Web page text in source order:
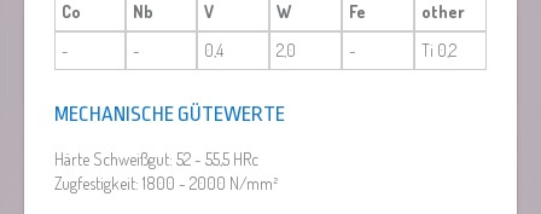
Co
Nb V W Fe
other
-
- 0,4 2,0 - Ti 0,2
MECHANISCHE GÜTEWERTE
Härte Schweißgut: 52 - 55,5 HRc
Zugfestigkeit: 1800 - 2000 N/mm²